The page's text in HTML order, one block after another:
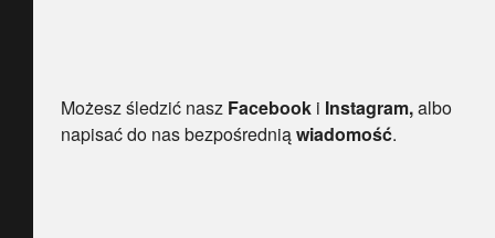
Możesz śledzić nasz Facebook i Instagram,albo
napisać do nas bezpośredniąwiadomość.